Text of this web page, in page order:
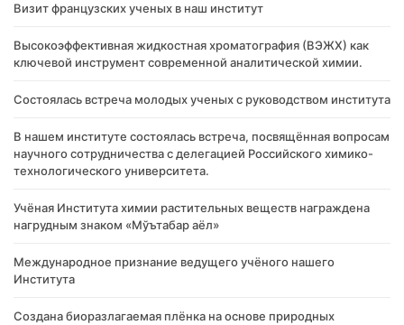
Визит французских ученых в наш институт
Высокоэффективная жидкостная хроматография (ВЭЖХ) как
ключевой инструмент современной аналитической химии.
Состоялась встреча молодых ученых с руководством института
В нашем институте состоялась встреча, посвящённая вопросам
научного сотрудничества с делегацией Российского химико-
технологического университета.
Учёная Института химии растительных веществ награждена
нагрудным знаком «Мўътабар аёл»
Международное признание ведущего учёного нашего
Института
Создана биоразлагаемая плёнка на основе природных